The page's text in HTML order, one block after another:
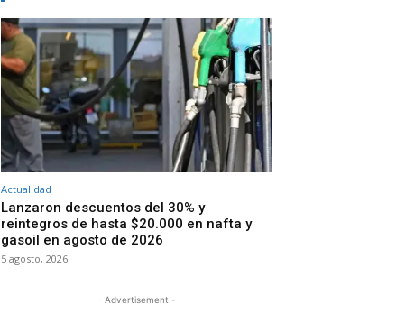
Actualidad
Lanzaron descuentos del 30% y
reintegros de hasta $20.000 en nafta y
gasoil en agosto de 2026
5 agosto, 2026
- Advertisement -